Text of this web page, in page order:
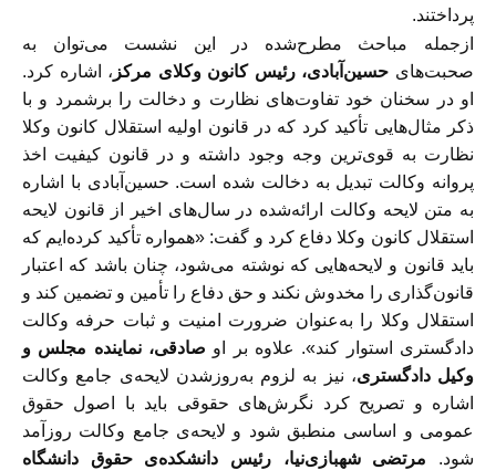
پرداختند.
ازجمله مباحث مطرح‌شده در این نشست می‌توان به
صحبت‌های حسین‌آبادی، رئیس کانون وکلای مرکز ، اشاره کرد.
او در سخنان خود تفاوت‌های نظارت و دخالت را برشمرد و با
ذکر مثال‌هایی تأكيد کرد که در قانون اولیه استقلال کانون وکلا
نظارت به قوی‌ترین وجه وجود داشته و در قانون کیفیت اخذ
پروانه وکالت تبدیل به دخالت شده است. حسین‌آبادی با اشاره
به متن لایحه وکالت ارائه‌شده در سال‌های اخیر از قانون لایحه
استقلال کانون وکلا دفاع کرد و گفت: «همواره تأكيد کرده‌ایم که
باید قانون و لایحه‌هایی که نوشته می‌شود، چنان باشد که اعتبار
قانون‌گذاری را مخدوش نكند و حق دفاع را تأمين و تضمین کند و
استقلال وکلا را به‌عنوان ضرورت امنیت و ثبات حرفه وکالت
دادگستری استوار كند». علاوه بر او صادقی، نماینده مجلس و
وکیل دادگستری، نیز به لزوم به‌روز‌شدن لایحه‌ی جامع وکالت
اشاره و تصریح کرد نگرش‌های حقوقی باید با اصول حقوق
عمومی و اساسی منطبق شود و لایحه‌ی جامع وکالت روزآمد
شود. مرتضی شهبازی‌نیا، رئیس دانشکده‌ی حقوق دانشگاه